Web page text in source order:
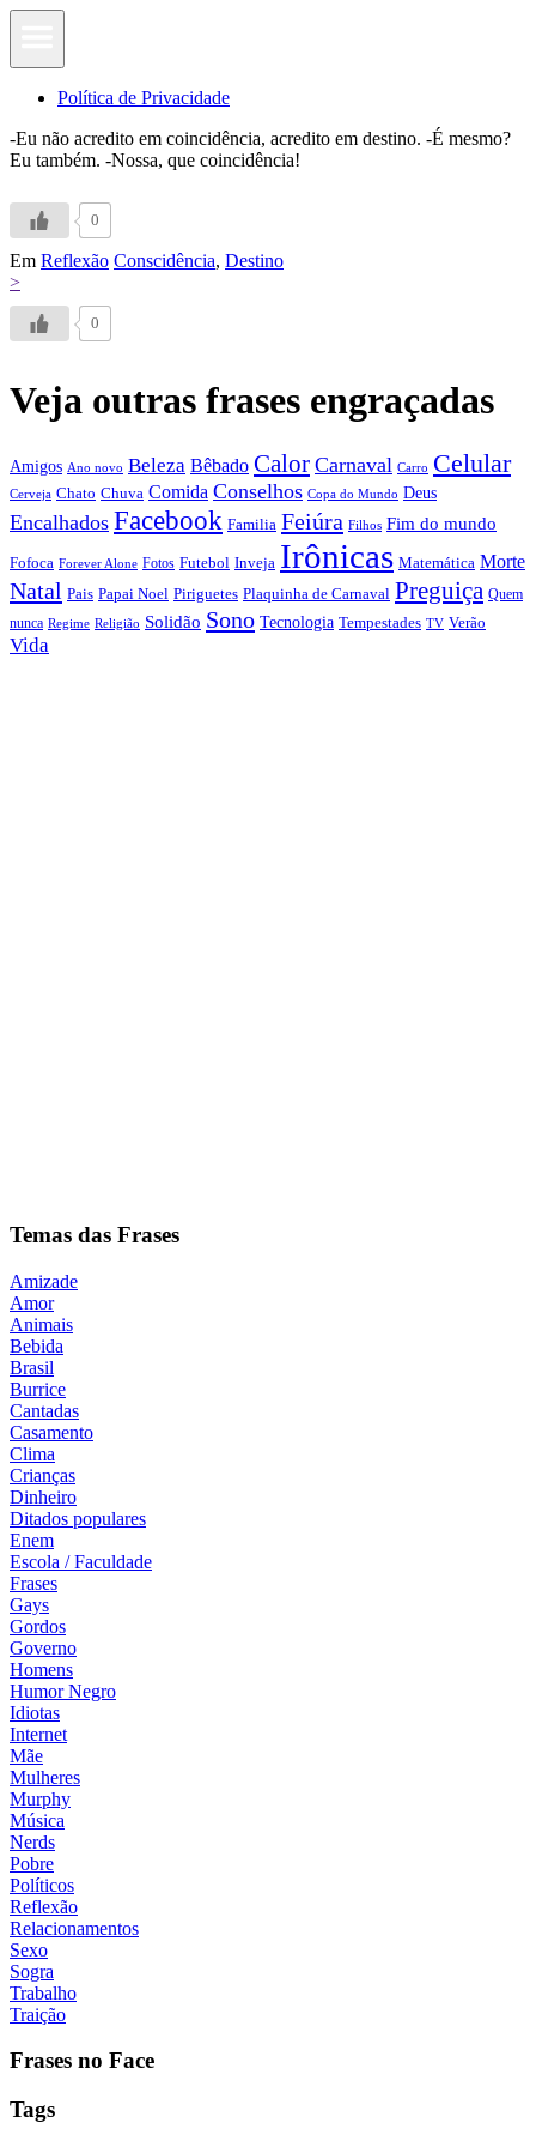
Política de Privacidade
-Eu não acredito em coincidência, acredito em destino. -É mesmo?
Eu também. -Nossa, que coincidência!
0
Em Reflexão Conscidência, Destino
>
0
Veja outras frases engraçadas
Amigos Ano novo Beleza Bêbado Calor Carnaval Carro Celular
Cerveja Chato Chuva Comida Conselhos Copa do Mundo Deus
Encalhados Facebook Familia Feiúra Filhos Fim do mundo
Fofoca Forever Alone Fotos Futebol Inveja Irônicas Matemática Morte
Natal Pais Papai Noel Piriguetes Plaquinha de Carnaval Preguiça Quem
nunca Regime Religião Solidão Sono Tecnologia Tempestades TV Verão
Vida
Temas das Frases
Amizade
Amor
Animais
Bebida
Brasil
Burrice
Cantadas
Casamento
Clima
Crianças
Dinheiro
Ditados populares
Enem
Escola / Faculdade
Frases
Gays
Gordos
Governo
Homens
Humor Negro
Idiotas
Internet
Mãe
Mulheres
Murphy
Música
Nerds
Pobre
Políticos
Reflexão
Relacionamentos
Sexo
Sogra
Trabalho
Traição
Frases no Face
Tags